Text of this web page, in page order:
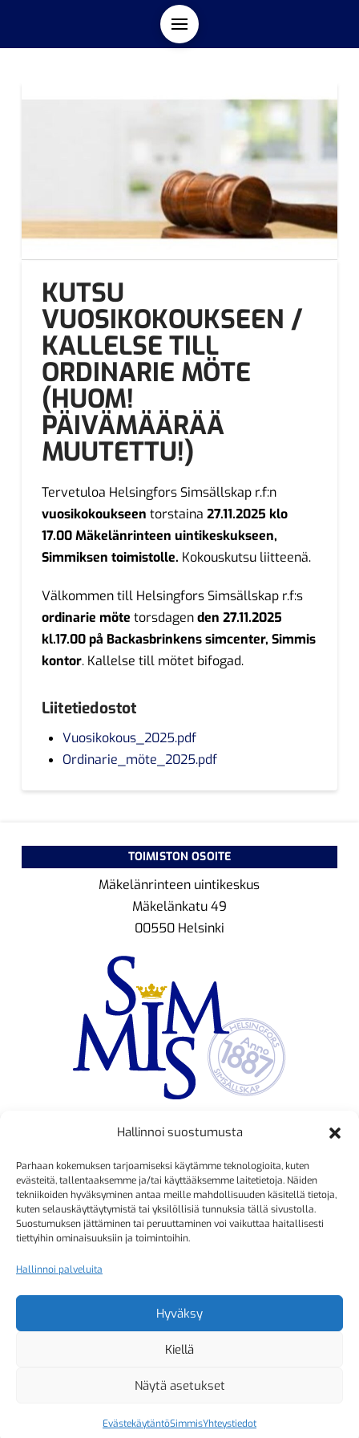
Hallinnoi suostumusta
Parhaan kokemuksen tarjoamiseksi käytämme teknologioita, kuten
evästeitä, tallentaaksemme ja/tai käyttääksemme laitetietoja. Näiden
tekniikoiden hyväksyminen antaa meille mahdollisuuden käsitellä tietoja,
kuten selauskäyttäytymistä tai yksilöllisiä tunnuksia tällä sivustolla.
Suostumuksen jättäminen tai peruuttaminen voi vaikuttaa haitallisesti
tiettyihin ominaisuuksiin ja toimintoihin.
Hallinnoi palveluita
Hyväksy
Kiellä
Näytä asetukset
EvästekäytäntöSimmisYhteystiedot
KUTSU
VUOSIKOKOUKSEEN /
KALLELSE TILL
ORDINARIE MÖTE
(HUOM!
PÄIVÄMÄÄRÄÄ
MUUTETTU!)
Tervetuloa Helsingfors Simsällskap r.f:n
vuosikokoukseen torstaina 27.11.2025 klo
17.00 Mäkelänrinteen uintikeskukseen,
Simmiksen toimistolle. Kokouskutsu liitteenä.
Välkommen till Helsingfors Simsällskap r.f:s
ordinarie möte torsdagenden 27.11.2025
kl.17.00 på Backasbrinkens simcenter, Simmis
kontor. Kallelse till mötet bifogad.
Liitetiedostot
Vuosikokous_2025.pdf
Ordinarie_möte_2025.pdf
TOIMISTON OSOITE
Mäkelänrinteen uintikeskus
Mäkelänkatu 49
00550 Helsinki
Kristiina Mäkinen
040 725 3186
kristiina.makinen@simmis.fi
Kyselyt ja muut yhteydenotot
sähköpostitse:
kurssitoiminta@simmis.fi
Copyright 2026 Helsingfors Simsällskap